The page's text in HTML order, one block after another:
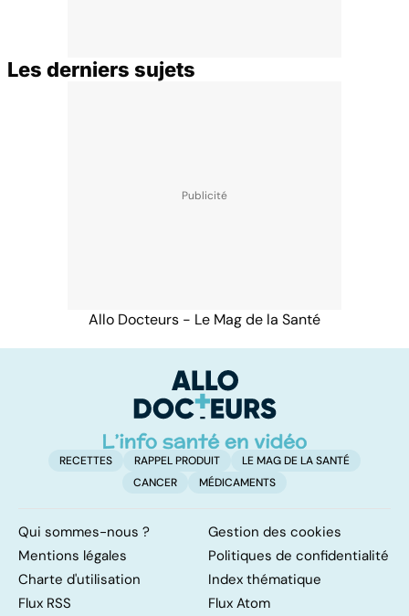
Les derniers sujets
Allo Docteurs - Le Mag de la Santé
RECETTES RAPPEL PRODUIT
LE MAG DE LA SANTÉ
CANCER
MÉDICAMENTS
Qui sommes-nous ?
Gestion des cookies
Mentions légales
Politiques de confidentialité
Charte d'utilisation
Index thématique
Flux RSS
Flux Atom